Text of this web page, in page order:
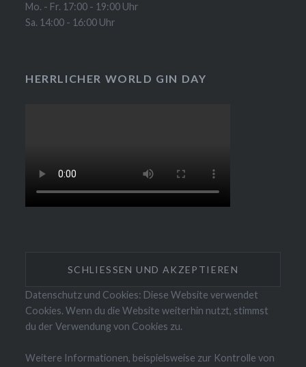
Mo. - Fr. 17:00 - 19:00 Uhr
Sa. 14:00 - 16:00 Uhr
HERRLICHER WORLD GIN DAY
Datenschutz und Cookies: Diese Website verwendet
Cookies. Wenn du die Website weiterhin nutzt, stimmst
du der Verwendung von Cookies zu.
Weitere Informationen, beispielsweise zur Kontrolle von